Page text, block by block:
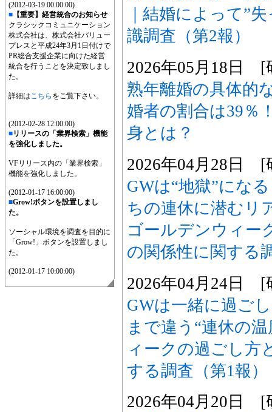
(2012-03-19 00:00:00)
■ 【重要】経営統合のお知らせ
クラシックコミュニケーション
株式会社は、株式会社バリュー
プレスと平成24年3月1日付けで
PR総合支援企業に向けた経営
統合を行うことを決定致しまし
た。
詳細はこちら をご覧下さい。
(2012-02-28 12:00:00)
■リリースの「業界検索」機能
を強化しました。
VFリリース内の「業界検索」
機能を強化しました。
(2012-01-17 16:00:00)
■Grow!ボタンを設置しまし
た。
ソーシャル環境を調査を目的に
「Grow!」ボタンを設置しまし
た。
(2012-01-17 10:00:00)
｜結婚によって”
識調査（第2報）
2026年05月18日 [
熟年離婚の具体的
婚者の割合は39％
身とは？
2026年04月28日 [
GWは“地獄”にな
ちの連休に潜むリ
ゴールデンウィー
の関係性に関する
2026年04月24日 [
GWは一緒に過ご
まで違う“連休の
ィークの過ごし方
する調査（第1報）
2026年04月20日 [